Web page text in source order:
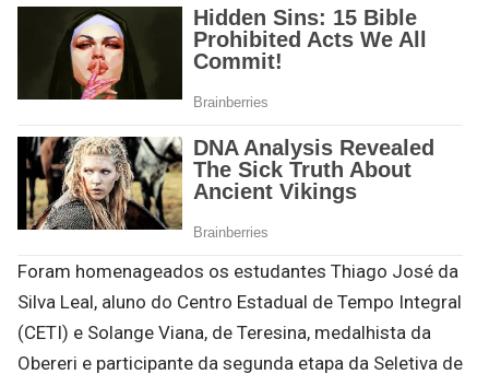
Foram homenageados os estudantes Thiago José da
Silva Leal, aluno do Centro Estadual de Tempo Integral
(CETI) e Solange Viana, de Teresina, medalhista da
Obereri e participante da segunda etapa da Seletiva de